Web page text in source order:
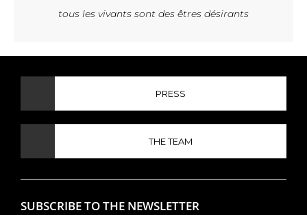
tous les vivants sont des êtres désirants
PRESS
THE TEAM
SUBSCRIBE TO THE NEWSLETTER